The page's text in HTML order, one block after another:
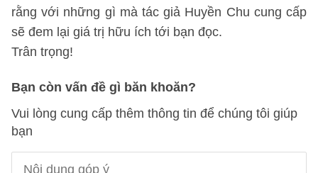
rằng với những gì mà tác giả Huyền Chu cung cấp
sẽ đem lại giá trị hữu ích tới bạn đọc.
Trân trọng!
Bạn còn vấn đề gì băn khoăn?
Vui lòng cung cấp thêm thông tin để chúng tôi giúp
bạn